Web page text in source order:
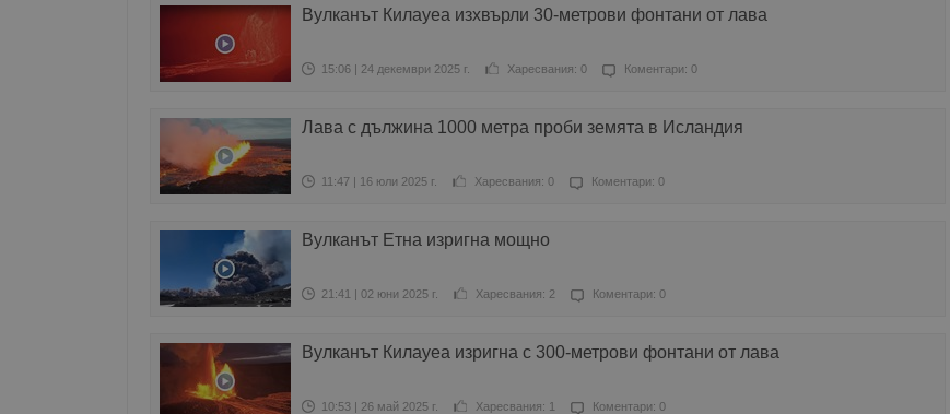
Вулканът Килауеа изхвърли 30-метрови фонтани от лава
15:06 | 24 декември 2025 г. Харесвания: 0 Коментари: 0
Лава с дължина 1000 метра проби земята в Исландия
11:47 | 16 юли 2025 г. Харесвания: 0 Коментари: 0
Вулканът Етна изригна мощно
21:41 | 02 юни 2025 г. Харесвания: 2 Коментари: 0
Вулканът Килауеа изригна с 300-метрови фонтани от лава
10:53 | 26 май 2025 г. Харесвания: 1 Коментари: 0